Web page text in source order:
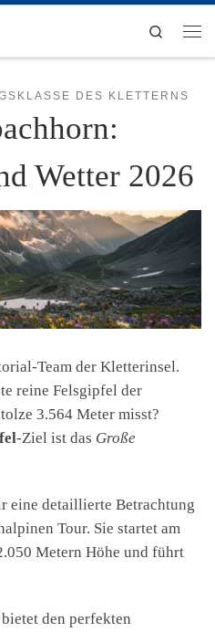
Search
DES KLETTERNS
Wetter 2026
Team der Kletterinsel.
reine Felsgipfel der
3.564 Meter misst?
-Ziel ist das Große
eine detaillierte Betrachtung
Tour. Sie startet am
Metern Höhe und führt
bietet den perfekten